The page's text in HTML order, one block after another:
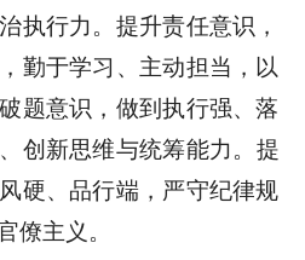
执行力。提升责任意识，
勤于学习、主动担当，以
题意识，做到执行强、落
、 创新思维与统筹能力。提
硬、品行端，严守纪律规
僚主义。